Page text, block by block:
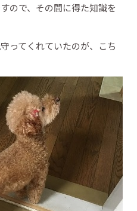
ので、その間に得た知識を
ってくれていたのが、こち